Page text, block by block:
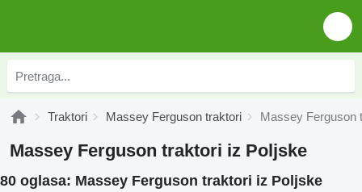
Traktori Massey Ferguson traktori Massey Ferguson
Massey Ferguson traktori iz Poljske
80 oglasa: Massey Ferguson traktori iz Poljske